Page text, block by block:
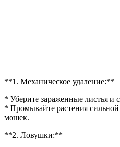
**1. Механическое удаление:**
* Уберите зараженные листья и
* Промывайте растения
мошек.
**2. Ловушки:**